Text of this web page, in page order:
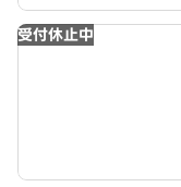
受付休止中